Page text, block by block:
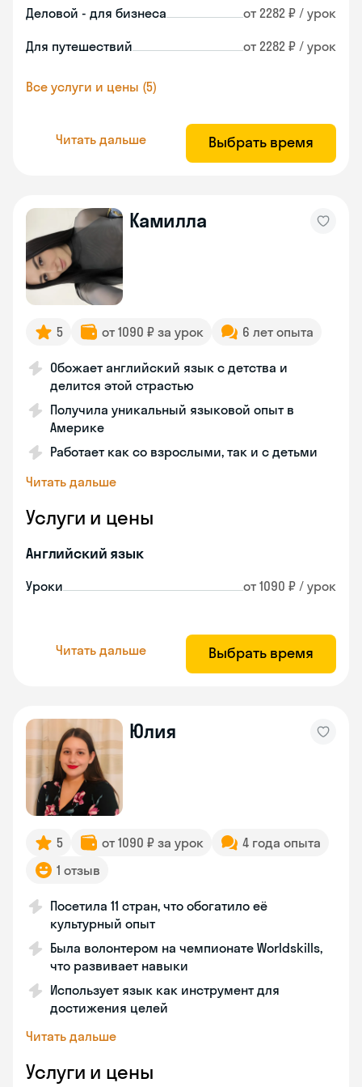
Деловой - для бизнеса от 2282 ₽ / урок
Для путешествий от 2282 ₽ / урок
Все услуги и цены (5)
Читать дальше Выбрать время
Камилла
5 от 1090 ₽ за урок 6 лет опыта
Обожает английский язык с детства и
делится этой страстью
Получила уникальный языковой опыт в
Америке
Работает как со взрослыми, так и с детьми
Читать дальше
Услуги и цены
Английский язык
Уроки от 1090 ₽ / урок
Читать дальше Выбрать время
Юлия
5 от 1090 ₽ за урок
4 года опыта
1 отзыв
Посетила 11 стран, что обогатило её
культурный опыт
Была волонтером на чемпионате Worldskills,
что развивает навыки
Использует язык как инструмент для
достижения целей
Читать дальше
Услуги и цены